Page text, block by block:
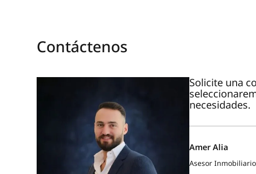
Contáctenos
Solicite una
necesidades.
Amer Alia
Asesor